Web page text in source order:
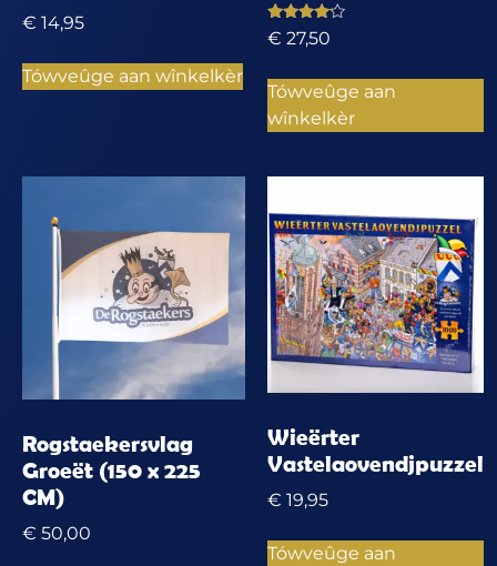
€ 14,95
Tówveûge aan wînkelkèr
Waardering
4.00
€ 27,50
Tówveûge aan
wînkelkèr
Rogstaekersvlag
Groeët (150 x 225
CM)
€ 50,00
Wieërter
Vastelaovendjpuzzel
€ 19,95
Tówveûge aan